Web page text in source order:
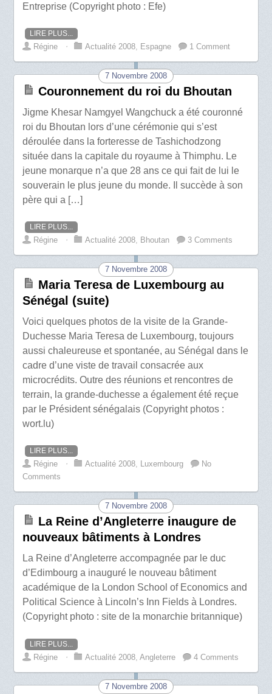
Entreprise (Copyright photo : Efe)
LIRE PLUS...
Régine ⋅ Actualité 2008 Espagne 1 Comment
7 Novembre 2008
Couronnement du roi du Bhoutan
Jigme Khesar Namgyel Wangchuck a été couronné
roi du Bhoutan lors d’une cérémonie qui s’est
déroulée dans la forteresse de Tashichodzong
située dans la capitale du royaume à Thimphu. Le
jeune monarque n’a que 28 ans ce qui fait de lui le
souverain le plus jeune du monde. Il succède à son
père qui a […]
LIRE PLUS...
Régine ⋅ Actualité 2008, Bhoutan 3 Comments
7 Novembre 2008
Maria Teresa de Luxembourg au
Sénégal (suite)
Voici quelques photos de la visite de la Grande-
Duchesse Maria Teresa de Luxembourg, toujours
aussi chaleureuse et spontanée, au Sénégal dans le
cadre d’une viste de travail consacrée aux
microcrédits. Outre des réunions et rencontres de
terrain, la grande-duchesse a également été reçue
par le Président sénégalais (Copyright photos :
wort.lu)
LIRE PLUS...
Régine ⋅ Actualité 2008, Luxembourg
No
Comments
7 Novembre 2008
La Reine d’Angleterre inaugure de
nouveaux bâtiments à Londres
La Reine d’Angleterre accompagnée par le duc
d’Edimbourg a inauguré le nouveau bâtiment
académique de la London School of Economics and
Political Science à Lincoln’s Inn Fields à Londres.
(Copyright photo : site de la monarchie britannique)
LIRE PLUS...
Régine ⋅ Actualité 2008 ,Angleterre 4 Comments
7 Novembre 2008